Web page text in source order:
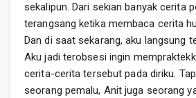
sekalipun. Dari sekian banyak cerita
terangsang ketika membaca cerita
Dan di saat sekarang, aku langsung
Aku jadi terobsesi ingin
cerita-cerita tersebut pada diriku.
seorang pemalu, Anit juga seorang